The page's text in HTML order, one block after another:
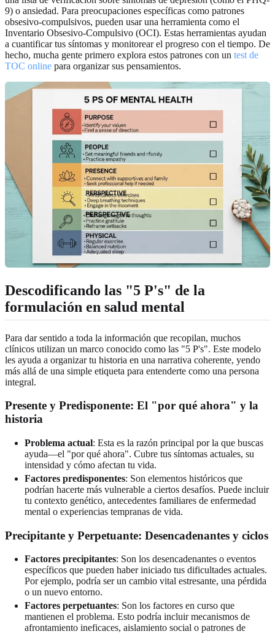
9) o ansiedad. Para preocupaciones específicas como patrones
obsesivo-compulsivos, pueden usar una herramienta como el
Inventario Obsesivo-Compulsivo (OCI). Estas herramientas ayudan
a cuantificar tus síntomas y monitorear el progreso con el tiempo. De
hecho, mucha gente primero explora estos patrones con un test de
TOC online para organizar sus pensamientos.
Descodificando las "5 P's" de la
formulación en salud mental
Para dar sentido a toda la información que recopilan, muchos
clínicos utilizan un marco conocido como las "5 P's". Este modelo
les ayuda a organizar tu historia en una narrativa coherente, yendo
más allá de una simple etiqueta para entenderte como una persona
integral.
Presente y Predisponente: El "por qué ahora" y la
historia
Problema actual: Esta es la razón principal por la que buscas
ayuda—el "por qué ahora". Cubre tus síntomas actuales, su
intensidad y cómo afectan tu vida.
Factores predisponentes: Son elementos históricos que
podrían hacerte más vulnerable a ciertos desafíos. Puede incluir
tu contexto genético, antecedentes familiares de enfermedad
mental o experiencias tempranas de vida.
Precipitante y Perpetuante: Desencadenantes y ciclos
Factores precipitantes: Son los desencadenantes o eventos
específicos que pueden haber iniciado tus dificultades actuales.
Por ejemplo, podría ser un cambio vital estresante, una pérdida
o un nuevo entorno.
Factores perpetuantes: Son los factores en curso que
mantienen el problema. Esto podría incluir mecanismos de
afrontamiento ineficaces, aislamiento social o patrones de